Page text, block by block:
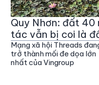
Quy Nhơn: đất 40
tác vẫn bị coi là
Mạng xã hội Threads
trở thành mối đe dọa lớn
nhất của Vingroup